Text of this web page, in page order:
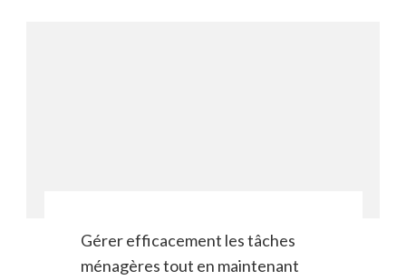
Gérer efficacement les tâches
ménagères tout en maintenant